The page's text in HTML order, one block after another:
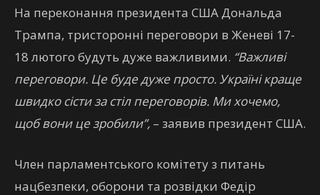
На переконання президента США Дональда
Трампа, тристоронні переговори в Женеві 17-
18 лютого будуть дуже важливими. “Важливі
переговори. Це буде дуже просто. Україні краще
швидко сісти за стіл переговорів. Ми хочемо,
щоб вони це зробили”, – заявив президент США.
Член парламентського комітету з питань
нацбезпеки, оборони та розвідки Федір